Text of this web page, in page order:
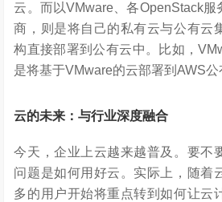
云。而以VMware、各OpenStack服
商，则是将自己的私有云与公有云
构直接部署到公有云中。比如，
是将基于VMware的云部署到AWS公
云的未来：与行业深度融合
今天，企业上云越来越普及。要不
问题是如何用好云。实际上，随着
多的用户开始将重点转到如何让云